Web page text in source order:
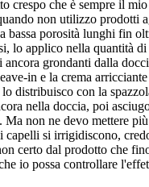
crespo che è sempre il
non utilizzo prodotti
bassa porosità lunghi fin
lo applico nella quantità
ancora grondanti dalla
in e la crema
distribuisco con la
nella doccia, poi
Ma non ne devo mettere
capelli si irrigidiscono,
certo dal prodotto che
io possa controllare